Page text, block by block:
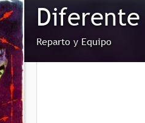
Diferente
Reparto y Equipo